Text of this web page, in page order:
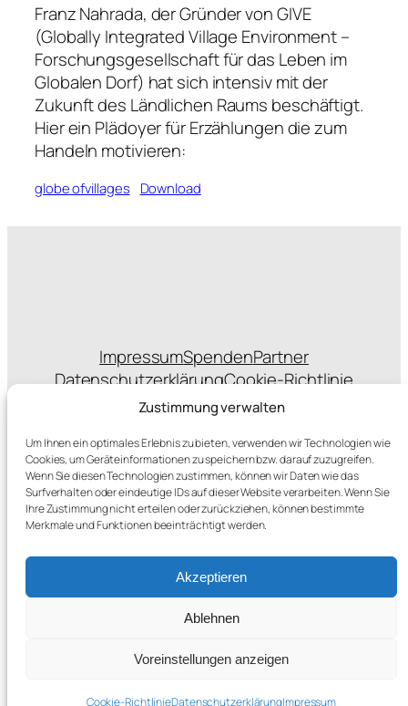
Zustimmung verwalten
Um Ihnen ein optimales Erlebnis zu bieten, verwenden wir Technologien wie
Cookies, um Geräteinformationen zu speichern bzw. darauf zuzugreifen.
Wenn Sie diesen Technologien zustimmen, können wir Daten wie das
Surfverhalten oder eindeutige IDs auf dieser Website verarbeiten. Wenn Sie
Ihre Zustimmung nicht erteilen oder zurückziehen, können bestimmte
Merkmale und Funktionen beeinträchtigt werden.
Akzeptieren
Ablehnen
Voreinstellungen anzeigen
Cookie-RichtlinieDatenschutzerklärungImpressum
Franz Nahrada, der Gründer von GIVE
(Globally Integrated Village Environment –
Forschungsgesellschaft für das Leben im
Globalen Dorf) hat sich intensiv mit der
Zukunft des Ländlichen Raums beschäftigt.
Hier ein Plädoyer für Erzählungen die zum
Handeln motivieren:
globe ofvillages Download
ImpressumSpendenPartner
DatenschutzerklärungCookie-Richtlinie
Statuten
sponsert das Hosting
hat gespendet